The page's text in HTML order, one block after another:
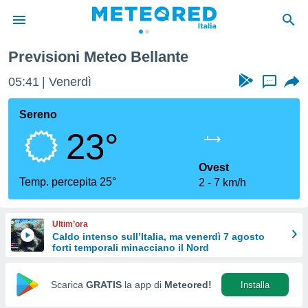
di
per
le
di
Web
Previsioni Meteo Bellante
05:41 Venerdì ...
Sereno
23°
Temp. percepita 25°
Ovest
2
7 km/h
Ultim’ora
Caldo intenso sull’Italia, ma venerdì 7 agosto
forti temporali minacciano il Nord
Scarica GRATIS la app di Meteored! Installa